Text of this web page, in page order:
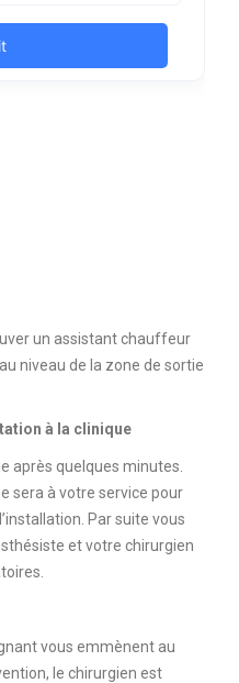
un assistant chauffeur
niveau de la zone de sortie
à la clinique
après quelques minutes.
sera à votre service pour
Par suite vous
et votre chirurgien
vous emmènent au
le chirurgien est